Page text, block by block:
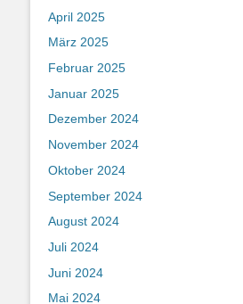
April 2025
März 2025
Februar 2025
Januar 2025
Dezember 2024
November 2024
Oktober 2024
September 2024
August 2024
Juli 2024
Juni 2024
Mai 2024